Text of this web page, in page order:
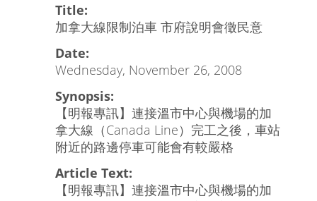
Title:
加拿大線限制泊車 市府說明會徵民意
Date:
Wednesday, November 26, 2008
Synopsis:
【明報專訊】連接溫市中心與機場的加
拿大線（Canada Line）完工之後，車站
附近的路邊停車可能會有較嚴格
Article Text:
【明報專訊】連接溫市中心與機場的加